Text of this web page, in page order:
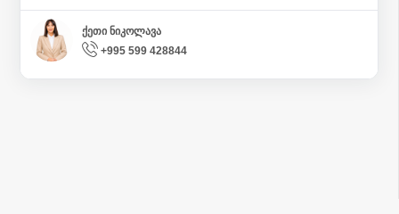
ქეთი ნიკოლავა
+995 599 428844